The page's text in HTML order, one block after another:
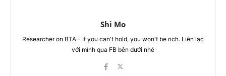
Shi Mo
Researcher on BTA - If you can't hold, you won't be rich. Liên lạc
với mình qua FB bên dưới nhé